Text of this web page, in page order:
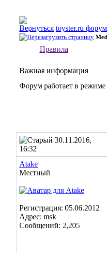
toyster.ru форум
Правила
Важная информация
Форум работает в
30.11.2016,
16:32
Atake
Местный
Регистрация: 05.06.2012
Адрес: msk
Сообщений: 2,205